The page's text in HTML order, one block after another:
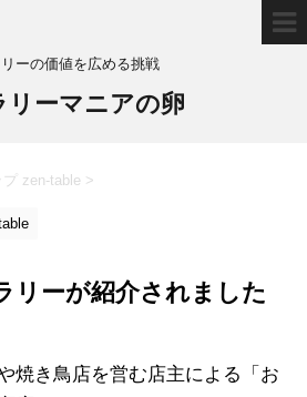
ーの価値を広める挑戦
リーマニアの卵
zen-table >
リーが紹介されました
焼き鳥店を営む店主による「お